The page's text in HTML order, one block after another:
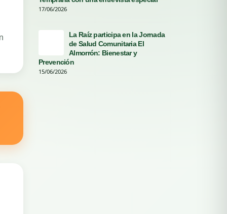
17/06/2026
La Raíz participa en la Jornada
de Salud Comunitaria El
Almorrón: Bienestar y
Prevención
15/06/2026